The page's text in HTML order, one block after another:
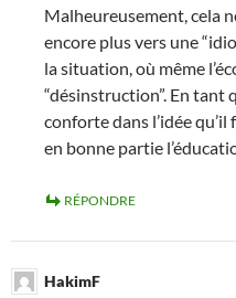
Malheureusement, cela
encore plus vers une
la situation, où même
“désinstruction”. En tant
conforte dans l’idée
en bonne partie
RÉPONDRE
HakimF